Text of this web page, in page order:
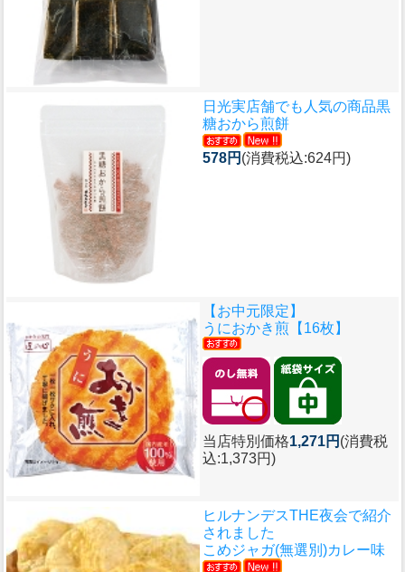
日光実店舗でも人気の商品黒
糖おから煎餅
578円 (消費税込:624円)
【お中元限定】
うにおかき煎【16枚】
当店特別価格1,271円 (消費税
込:1,373円)
ヒルナンデスTHE夜会で紹介
されました
こめジャガ(無選別)カレー味